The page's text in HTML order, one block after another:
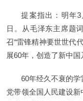
提案指出：明年
日。从毛泽东主席题
召“雷锋精神要世世代
展60年，创造了新中国
60年经久不衰的
党带领全国人民建设